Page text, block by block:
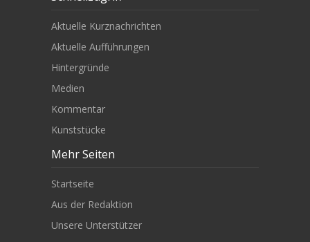
Aktuelle Kurznachrichten
Aktuelle Aufführungen
Hintergründe
Medien
Kommentar
Kunststücke
Mehr Seiten
Startseite
Aus der Redaktion
Unsere Unterstützer